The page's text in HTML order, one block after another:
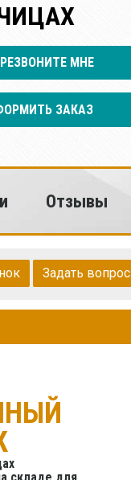
МНЕ
ЗАКАЗ
Отзывы
Задать вопрос
складе для